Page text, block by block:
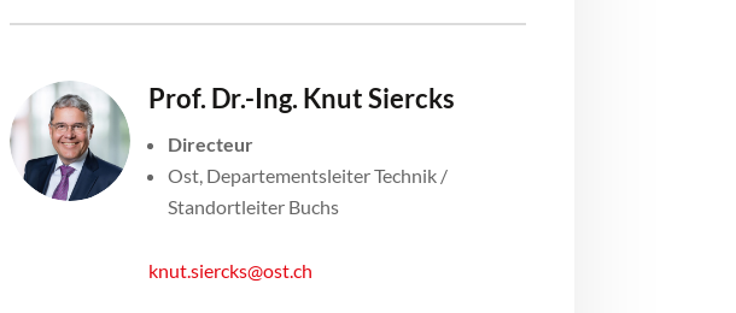
Prof. Dr.-Ing. Knut Siercks
Directeur
Ost, Departementsleiter Technik /
Standortleiter Buchs
knut.siercks@ost.ch